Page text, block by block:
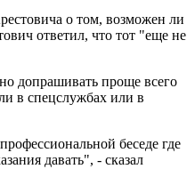
о том, возможен ли
ответил, что тот "еще не
допрашивать проще всего
в спецслужбах или в
беседе где
давать", - сказал